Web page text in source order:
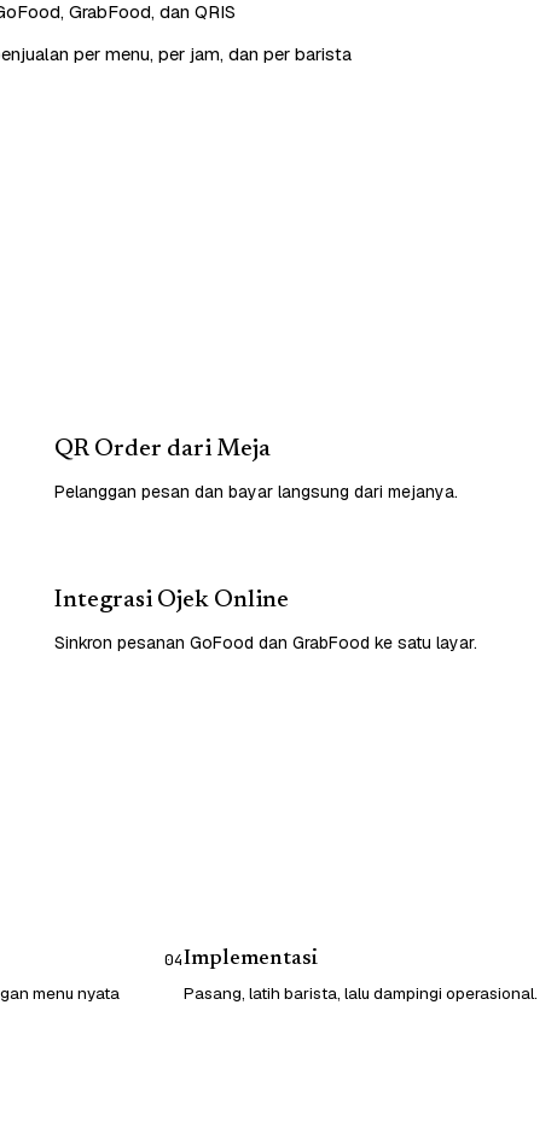
GrabFood, dan QRIS
per menu, per jam, dan per barista
QR Order dari Meja
Pelanggan pesan dan bayar langsung dari mejanya.
Integrasi Ojek Online
Sinkron pesanan GoFood dan GrabFood ke satu layar.
menu nyata
04Implementasi
Pasang, latih barista, lalu dampingi operasional.